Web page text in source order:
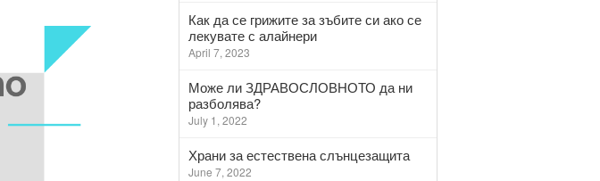
Как да се грижите за зъбите си ако се
лекувате с алайнери
April 7, 2023
Може ли ЗДРАВОСЛОВНОТО да ни
разболява?
July 1, 2022
Храни за естествена слънцезащита
June 7, 2022